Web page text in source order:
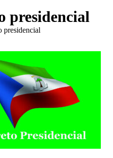
presidencial
presidencial